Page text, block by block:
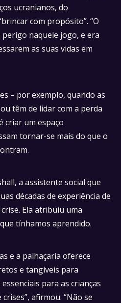
ucranianos, do
com propósito”. “O
naquele jogo, e era
as suas vidas em
– por exemplo, quando as
têm de lidar com a perda
criar um espaço
tornar-se mais do que o
a assistente social que
décadas de experiência de
Ela atribuiu uma
tínhamos aprendido.
e a palhaçaria oferece
e tangíveis para
para as crianças
afirmou. “Não se